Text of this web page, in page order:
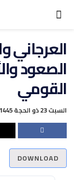
العرجاني
الصعود
القومي
السبت 23 ذو الحجة 1445هـ 29-6-2024م
DOWNLOAD